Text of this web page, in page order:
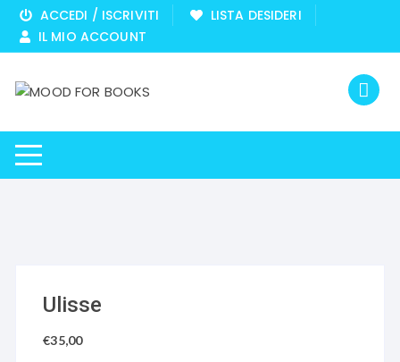
Vai
contenuto
ACCEDI / ISCRIVITI
LISTA DESIDERI
IL MIO ACCOUNT
Ulisse
€35,00